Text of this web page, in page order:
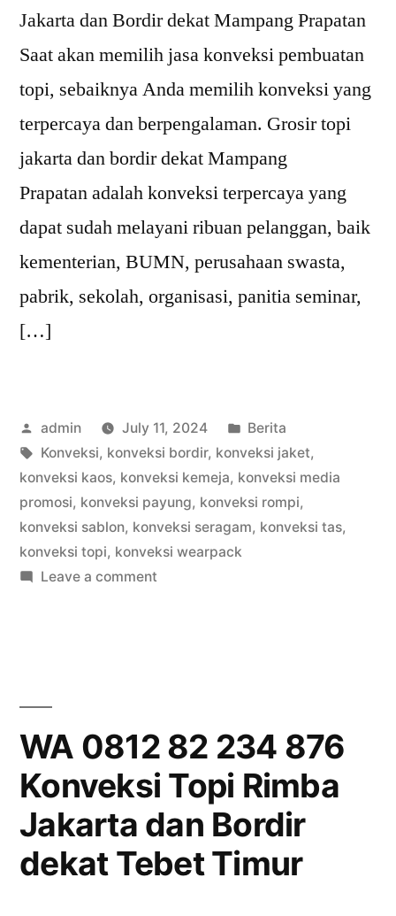
Jakarta dan Bordir dekat Mampang Prapatan
Saat akan memilih jasa konveksi pembuatan
topi, sebaiknya Anda memilih konveksi yang
terpercaya dan berpengalaman. Grosir topi
jakarta dan bordir dekat Mampang
Prapatan adalah konveksi terpercaya yang
dapat sudah melayani ribuan pelanggan, baik
kementerian, BUMN, perusahaan swasta,
pabrik, sekolah, organisasi, panitia seminar,
[…]
Posted
by
admin July 11, 2024
Posted
in
Berita
Tags:
Konveksi, konveksi bordir, konveksi jaket,
konveksi kaos, konveksi kemeja, konveksi media
promosi, konveksi payung, konveksi rompi,
konveksi sablon, konveksi seragam, konveksi tas,
konveksi topi, konveksi wearpack
Leave a commenton
Topi
Rimba
Jakarta
dan
Bordir
dekat
WA 0812 82 234 876
Konveksi Topi Rimba
Jakarta dan Bordir
dekat Tebet Timur